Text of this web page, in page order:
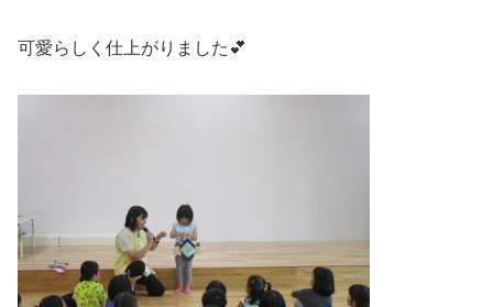
可愛らしく仕上がりました💕